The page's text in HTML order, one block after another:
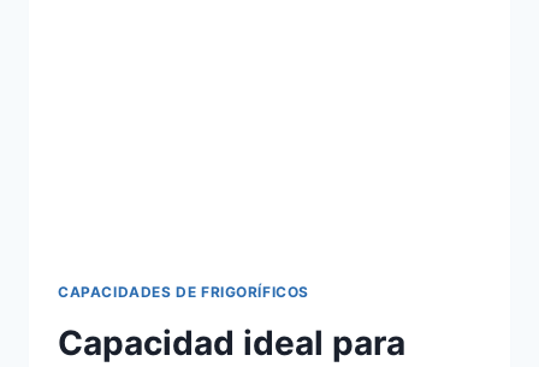
CAPACIDADES DE FRIGORÍFICOS
Capacidad ideal para